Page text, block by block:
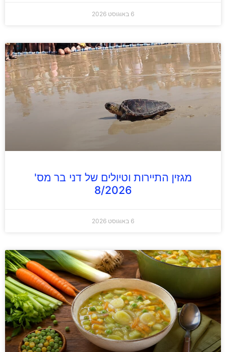
6 באוגוסט 2026
מגזין התיירות וטיולים של דני בר מס'
8/2026
6 באוגוסט 2026